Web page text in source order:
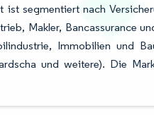
segmentiert nach
Makler, Bancassurance
Immobilien und
und weitere). Die